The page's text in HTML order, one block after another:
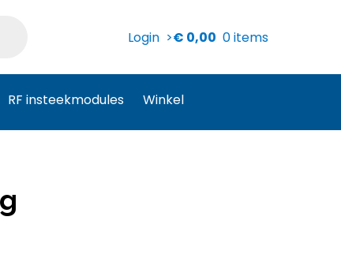
Login >€ 0,00 0 items
RF insteekmodules Winkel